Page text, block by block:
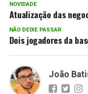
NOVIDADE
Atualização das
NÃO DEIXE PASSAR
Dois jogadores da
João